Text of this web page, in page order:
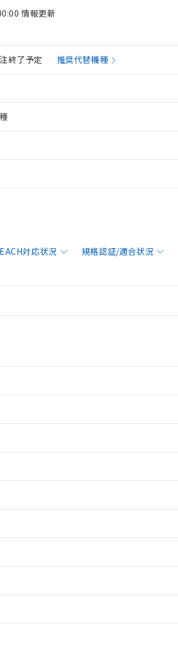
情報更新
終了予定 推奨代替機種
対応状況 規格認証/適合状況